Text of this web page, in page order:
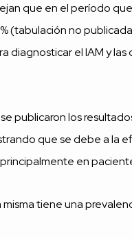
que en el período
(tabulación no
diagnosticar el IAM y
publicaron los
que se debe a la
en
tiene una